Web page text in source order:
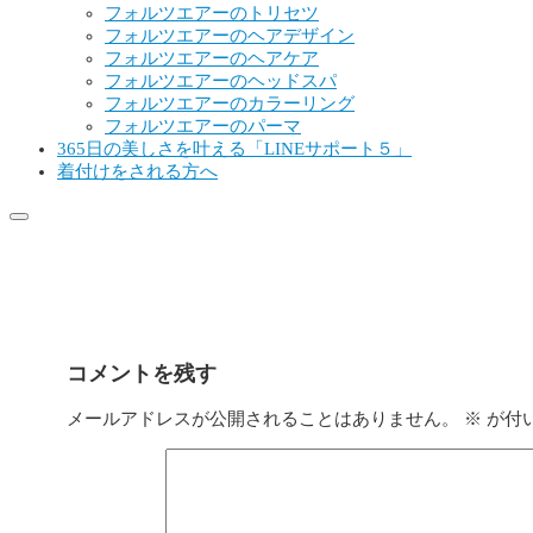
フォルツエアーのトリセツ
フォルツエアーのヘアデザイン
フォルツエアーのヘアケア
フォルツエアーのヘッドスパ
フォルツエアーのカラーリング
フォルツエアーのパーマ
365日の美しさを叶える「LINEサポート５」
着付けをされる方へ
コメントを残す
メールアドレスが公開されることはありません。 ※ が付